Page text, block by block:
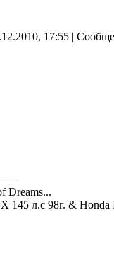
17:55 |
Dreams...
145 л.с 98г. & Honda